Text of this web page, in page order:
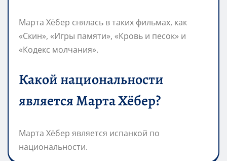
Марта Хёбер снялась в таких фильмах, как
«Скин», «Игры памяти», «Кровь и песок» и
«Кодекс молчания».
Какой национальности
является Марта Хёбер?
Марта Хёбер является испанкой по
национальности.